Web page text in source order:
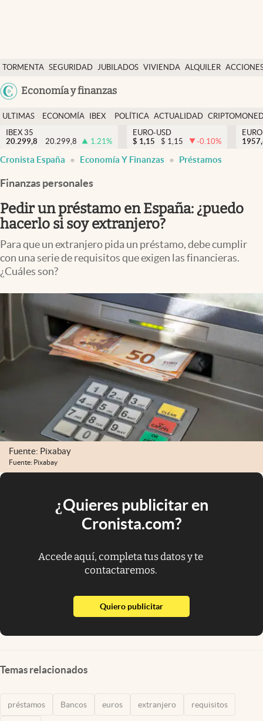
TORMENTA SEGURIDAD JUBILADOS VIVIENDA ALQUILER
Colombia
Economía y finanzas
Economía y finanzas
Política
Actualidad
Criptomonedas
España
ULTIMAS
NOTICIAS
ECONOMÍA
FINANZAS
IBEX
EURO
POLÍTICA ACTUALIDAD
IBEX 35
20.299,8
20.299,8 1.21%
EURO-USD
$ 1,15 $ 1,15 -0.10%
Cronista España Economía Y Finanzas Préstamos
Finanzas personales
Pedir un préstamo en España: ¿puedo
hacerlo si soy extranjero?
Para que un extranjero pida un préstamo, debe cumplir
con una serie de requisitos que exigen las financieras.
¿Cuáles son?
Fuente: Pixabay
Fuente: Pixabay
¿Quieres publicitar en
Cronista.com?
Accede aquí, completa tus datos y te
contactaremos.
Quiero publicitarabre en nueva pestaña
Temas relacionados
préstamos Bancos euros extranjero requisitos